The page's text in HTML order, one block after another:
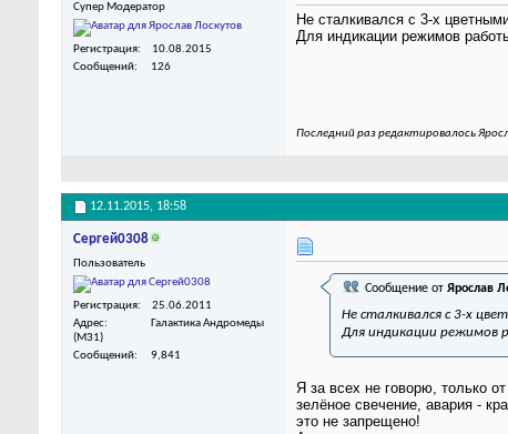
Супер Модератор
Регистрация
10.08.2015
Сообщений
126
Не сталкивался с 3-х
Для индикации режимов
Последний раз редактировалось
12.11.2015, 18:58
Сергей0308
Пользователь
Регистрация
25.06.2011
Адрес
Галактика Андромеды
(M31)
Сообщений
9,841
Сообщение от Ярослав
Не сталкивался с 3-х
Для индикации режимов
Я за всех не говорю, только
зелёное свечение, авария -
это не запрещено!